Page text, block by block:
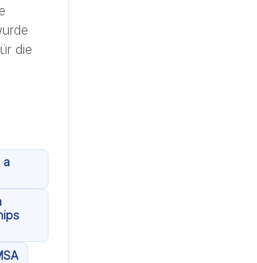
die
a